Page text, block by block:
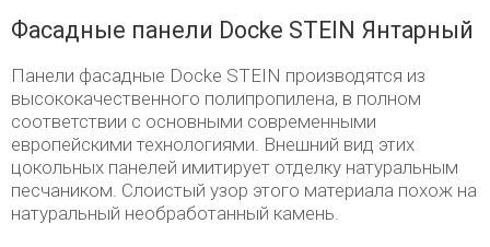
Фасадные панели Docke STEIN Янтарный
Панели фасадные Docke STEIN производятся из
высококачественного полипропилена, в полном
соответствии с основными современными
европейскими технологиями. Внешний вид этих
цокольных панелей имитирует отделку натуральным
песчаником. Слоистый узор этого материала похож на
натуральный необработанный камень.